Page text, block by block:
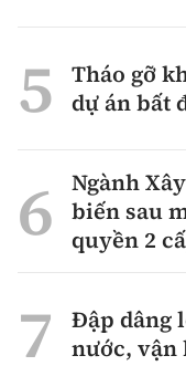
Tháo gỡ
dự án bất
Ngành
biến sau
quyền 2
Đập dâng
nước, vận